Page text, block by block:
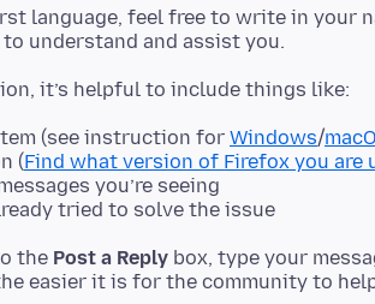
language, feel free to write in your
(see instruction for Windows/
(Find what version of Firefox you are
you’re seeing
tried to solve the issue
the Post a Reply box, type your